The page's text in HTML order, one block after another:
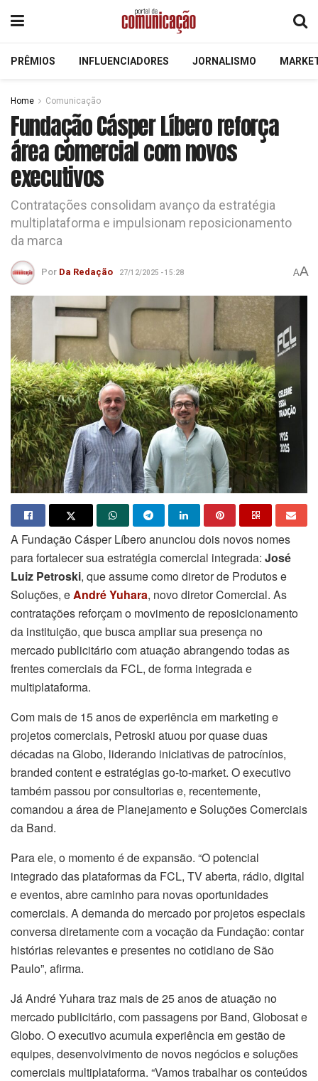
PRÊMIOS INFLUENCIADORES JORNALISMO
Home Comunicação
Fundação Cásper Líbero reforça
área comercial com novos
executivos
Contratações consolidam avanço da estratégia
multiplataforma e impulsionam reposicionamento
da marca
Por Da Redação 27/12/2025 - 15:28 AA
A Fundação Cásper Líbero anunciou dois novos nomes
para fortalecer sua estratégia comercial integrada: José
Luiz Petroski, que assume como diretor de Produtos e
Soluções, eAndré Yuhara, novo diretor Comercial. As
contratações reforçam o movimento de reposicionamento
da instituição, que busca ampliar sua presença no
mercado publicitário com atuação abrangendo todas as
frentes comerciais da FCL, de forma integrada e
multiplataforma.
Com mais de 15 anos de experiência em marketing e
projetos comerciais, Petroski atuou por quase duas
décadas na Globo, liderando iniciativas de patrocínios,
branded content e estratégias go-to-market. O executivo
também passou por consultorias e, recentemente,
comandou a área de Planejamento e Soluções Comerciais
da Band.
Para ele, o momento é de expansão. “O potencial
integrado das plataformas da FCL, TV aberta, rádio, digital
e eventos, abre caminho para novas oportunidades
comerciais. A demanda do mercado por projetos especiais
conversa diretamente com a vocação da Fundação: contar
histórias relevantes e presentes no cotidiano de São
Paulo”, afirma.
Já André Yuhara traz mais de 25 anos de atuação no
mercado publicitário, com passagens por Band, Globosat e
Globo. O executivo acumula experiência em gestão de
equipes, desenvolvimento de novos negócios e soluções
comerciais multiplataforma. “Vamos trabalhar os conteúdos